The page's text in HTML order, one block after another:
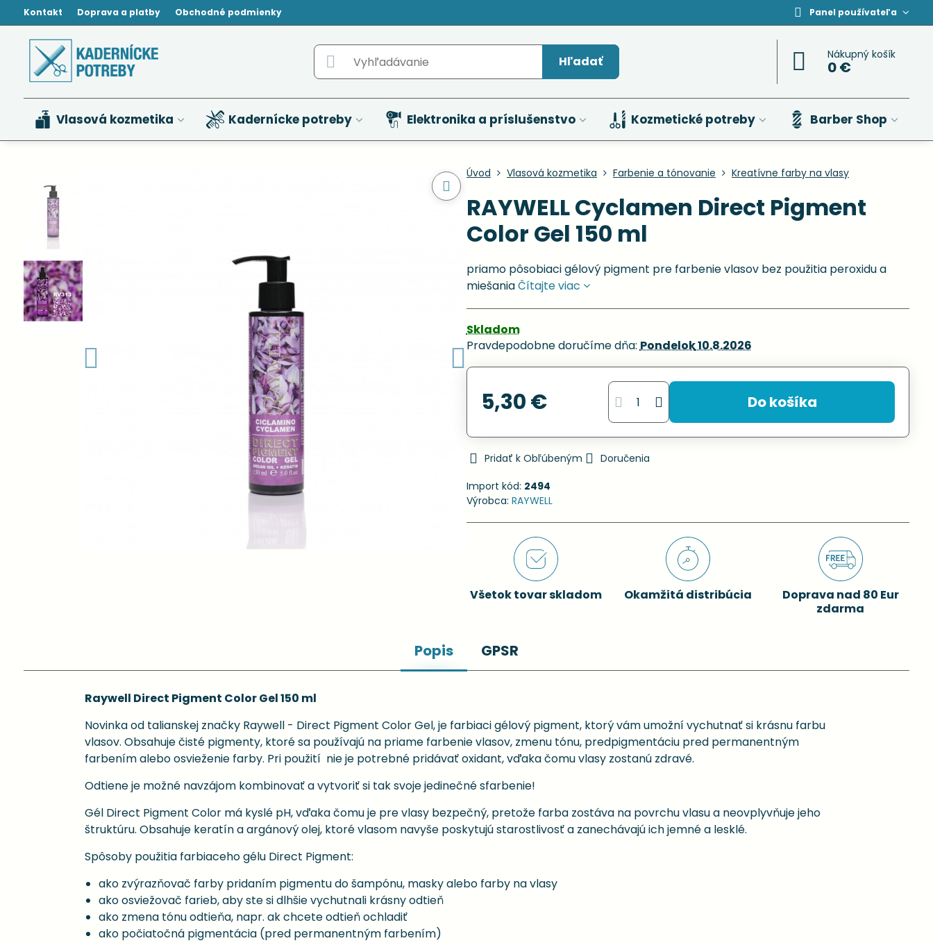
Kontakt Doprava a platby Obchodné podmienky Panel používateľa
Hľadať Nákupný košík
0 €
Vlasová kozmetika Kadernícke potreby Elektronika a príslušenstvo Kozmetické potreby Barber Shop
Úvod Vlasová kozmetika Farbenie a tónovanie Kreatívne farby na vlasy
RAYWELL Cyclamen Direct Pigment
Color Gel 150 ml
priamo pôsobiaci gélový pigment pre farbenie vlasov bez použitia peroxidu a
miešaniaČítajte viac
Skladom
Pravdepodobne doručíme dňa:Pondelok10.8.2026
5,30 € Do košíka
Pridať k Obľúbeným
Doručenia
Import kód: 2494
Výrobca: RAYWELL
Všetok tovar skladom Okamžitá distribúcia
Doprava nad 80 Eur
zdarma
Popis GPSR
Raywell Direct Pigment Color Gel 150 ml
Novinka od talianskej značky Raywell - Direct Pigment Color Gel, je farbiaci gélový pigment, ktorý vám umožní vychutnať si krásnu farbu
vlasov. Obsahuje čisté pigmenty, ktoré sa používajú na priame farbenie vlasov, zmenu tónu, predpigmentáciu pred permanentným
farbením alebo osvieženie farby. Pri použití nie je potrebné pridávať oxidant, vďaka čomu vlasy zostanú zdravé.
Odtiene je možné navzájom kombinovať a vytvoriť si tak svoje jedinečné sfarbenie!
Gél Direct Pigment Color má kyslé pH, vďaka čomu je pre vlasy bezpečný, pretože farba zostáva na povrchu vlasu a neovplyvňuje jeho
štruktúru. Obsahuje keratín a argánový olej, ktoré vlasom navyše poskytujú starostlivosť a zanechávajú ich jemné a lesklé.
Spôsoby použitia farbiaceho gélu Direct Pigment:
ako zvýrazňovač farby pridaním pigmentu do šampónu, masky alebo farby na vlasy
ako osviežovač farieb, aby ste si dlhšie vychutnali krásny odtieň
ako zmena tónu odtieňa, napr. ak chcete odtieň ochladiť
ako počiatočná pigmentácia (pred permanentným farbením)